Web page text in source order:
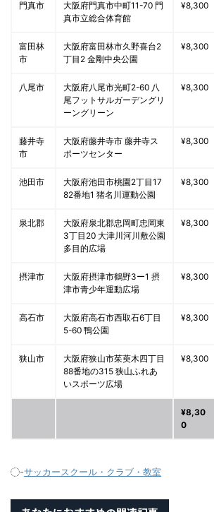
門真市
大阪府門真市中町11-70 門
真市立総合体育館
¥8,300
富田林
市
大阪府富田林市久野喜台2
丁目2 金剛中央公園
¥8,300
八尾市
大阪府八尾市光町2-60 八
尾フットサルガーデングリ
ーングリーン
¥8,300
藤井寺
市
大阪府藤井寺市 藤井寺ス
ポーツセンター
¥8,300
池田市
大阪府池田市桃園2丁目17
82番地1 猪名川運動公園
¥8,300
泉北郡
大阪府泉北郡忠岡町忠岡東
3丁目20 大津川河川敷公園
多目的広場
¥8,300
摂津市
大阪府摂津市鶴野3ー1 摂
津市青少年運動広場
¥8,300
高石市
大阪府高石市西取石6丁目
5-60 鴨公園
¥8,300
狭山市
大阪府狭山市茱萸木四丁目
88番地の315 狭山ふれあ
いスポーツ広場
¥8,300
¥8,30
0
-サッカースクール・クラブ・教室